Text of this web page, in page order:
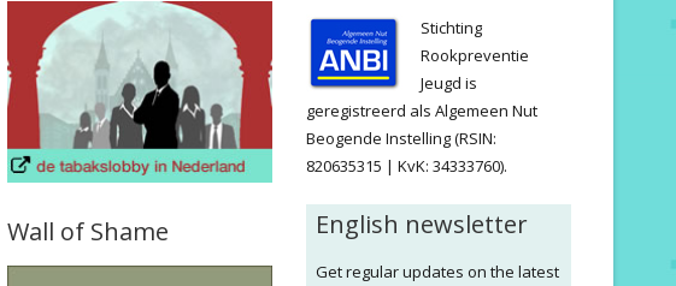
Wall of Shame
Stichting
Rookpreventie
Jeugd is
geregistreerd als Algemeen Nut
Beogende Instelling (RSIN:
820635315 | KvK: 34333760).
English newsletter
Get regular updates on the latest